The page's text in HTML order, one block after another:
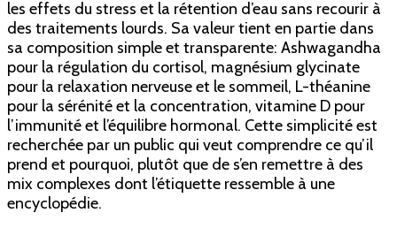
les effets du stress et la rétention d’eau sans recourir à
des traitements lourds. Sa valeur tient en partie dans
sa composition simple et transparente: Ashwagandha
pour la régulation du cortisol, magnésium glycinate
pour la relaxation nerveuse et le sommeil, L-théanine
pour la sérénité et la concentration, vitamine D pour
l’immunité et l’équilibre hormonal. Cette simplicité est
recherchée par un public qui veut comprendre ce qu’il
prend et pourquoi, plutôt que de s’en remettre à des
mix complexes dont l’étiquette ressemble à une
encyclopédie.